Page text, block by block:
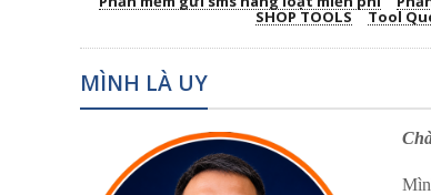
SHOP TOOLS Tool
MÌNH LÀ UY